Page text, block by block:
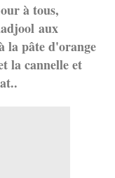
à tous,
aux
la pâte d'orange
la cannelle et